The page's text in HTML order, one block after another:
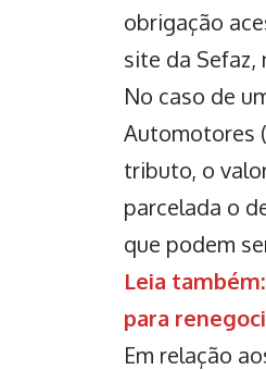
obrigação
site da Sefaz,
No caso de
Automotores
tributo, o
parcelada o
que podem
Leia
para
Em relação